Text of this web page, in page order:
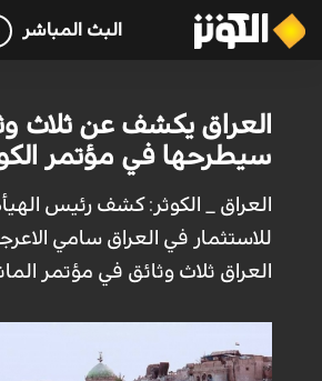
البث المباشر
العراق يكشف عن ثلاث
سيطرحها في مؤتمر
العراق _ الكوثر: كشف رئيس
للاستثمار في العراق سامي
العراق ثلاث وثائق في مؤتمر